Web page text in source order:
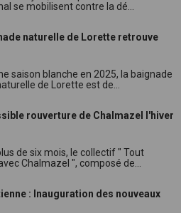
se mobilisent contre la dé...
naturelle de Lorette retrouve
saison blanche en 2025, la baignade
de Lorette est de...
rouverture de Chalmazel l'hiver
de six mois, le collectif " Tout
Chalmazel ", composé de...
: Inauguration des nouveaux